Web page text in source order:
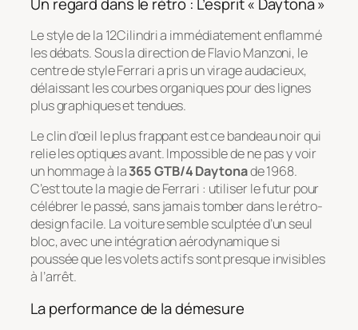
Le style de la 12Cilindri a immédiatement enflammé
les débats. Sous la direction de Flavio Manzoni, le
centre de style Ferrari a pris un virage audacieux,
délaissant les courbes organiques pour des lignes
plus graphiques et tendues.
Le clin d’œil le plus frappant est ce bandeau noir qui
relie les optiques avant. Impossible de ne pas y voir
un hommage à la365 GTB/4 Daytonade 1968.
C’est toute la magie de Ferrari : utiliser le futur pour
célébrer le passé, sans jamais tomber dans le rétro-
design facile. La voiture semble sculptée d’un seul
bloc, avec une intégration aérodynamique si
poussée que les volets actifs sont presque invisibles
à l’arrêt.
La performance de la démesure